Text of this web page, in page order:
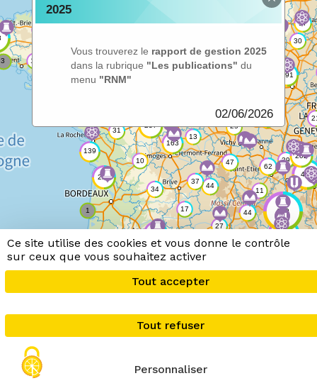
Ce site utilise des cookies et vous donne le contrôle
sur ceux que vous souhaitez activer
Tout accepter
Tout refuser
Personnaliser
L'ENVIRONNEMENT
2025
Vous trouverez le rapport de gestion 2025
dans la rubrique "Les publications" du
menu "RNM"
02/06/2026